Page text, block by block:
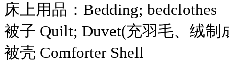
床上用品：Bedding; bedclothes
被子 Quilt; Duvet(充羽毛、绒制
被壳 Comforter Shell